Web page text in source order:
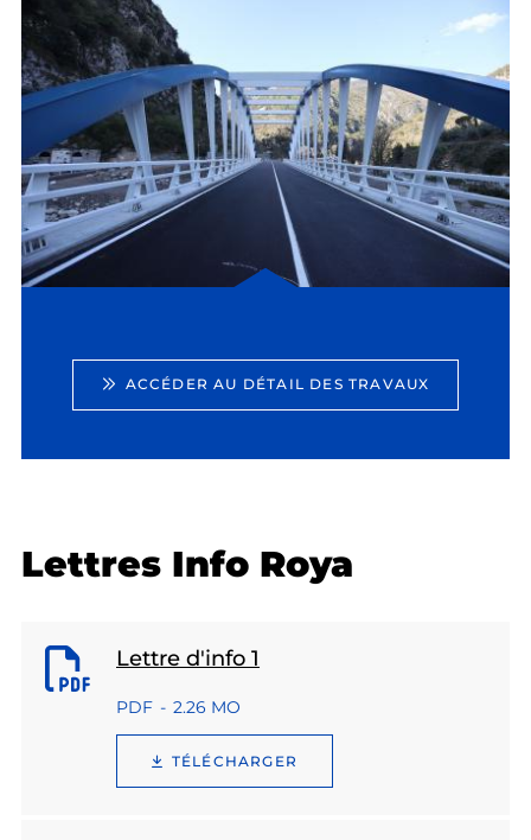
ACCÉDER AU DÉTAIL DES TRAVAUX
Lettres Info Roya
Lettre d'info 1
PDF 2.26 MO
TÉLÉCHARGER